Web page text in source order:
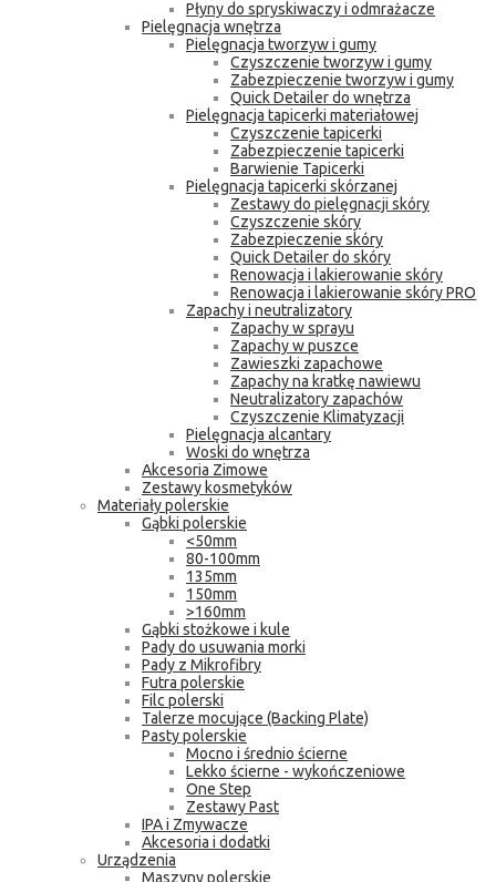
Płyny do spryskiwaczy i odmrażacze
Pielęgnacja wnętrza
Pielęgnacja tworzyw i gumy
Czyszczenie tworzyw i gumy
Zabezpieczenie tworzyw i gumy
Quick Detailer do wnętrza
Pielęgnacja tapicerki materiałowej
Czyszczenie tapicerki
Zabezpieczenie tapicerki
Barwienie Tapicerki
Pielęgnacja tapicerki skórzanej
Zestawy do pielęgnacji skóry
Czyszczenie skóry
Zabezpieczenie skóry
Quick Detailer do skóry
Renowacja i lakierowanie skóry
Renowacja i lakierowanie skóry PRO
Zapachy i neutralizatory
Zapachy w sprayu
Zapachy w puszce
Zawieszki zapachowe
Zapachy na kratkę nawiewu
Neutralizatory zapachów
Czyszczenie Klimatyzacji
Pielęgnacja alcantary
Woski do wnętrza
Akcesoria Zimowe
Zestawy kosmetyków
Materiały polerskie
Gąbki polerskie
<50mm
80-100mm
135mm
150mm
>160mm
Gąbki stożkowe i kule
Pady do usuwania morki
Pady z Mikrofibry
Futra polerskie
Filc polerski
Talerze mocujące (Backing Plate)
Pasty polerskie
Mocno i średnio ścierne
Lekko ścierne - wykończeniowe
One Step
Zestawy Past
IPA i Zmywacze
Akcesoria i dodatki
Urządzenia
Maszyny polerskie